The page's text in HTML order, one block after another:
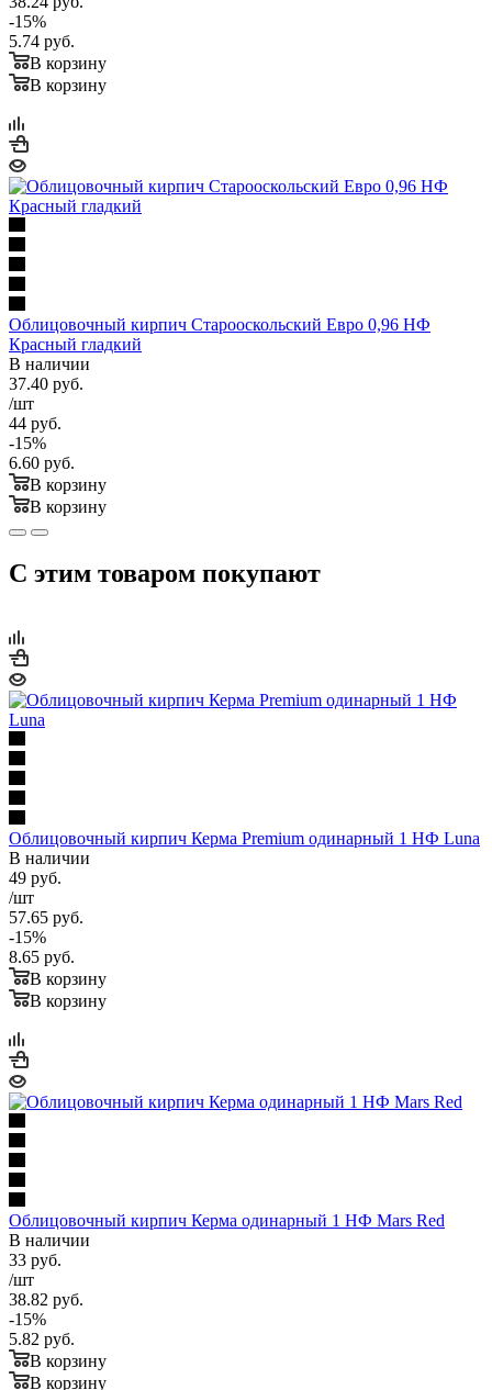
-15%
5.74 руб.
В корзину
В корзину
Облицовочный кирпич Старооскольский Евро 0,96 НФ
Красный гладкий
В наличии
37.40 руб.
/шт
44 руб.
-15%
6.60 руб.
В корзину
В корзину
С этим товаром покупают
Облицовочный кирпич Керма Premium одинарный 1 НФ Luna
В наличии
49 руб.
/шт
57.65 руб.
-15%
8.65 руб.
В корзину
В корзину
Облицовочный кирпич Керма одинарный 1 НФ Mars Red
В наличии
33 руб.
/шт
38.82 руб.
-15%
5.82 руб.
В корзину
В корзину